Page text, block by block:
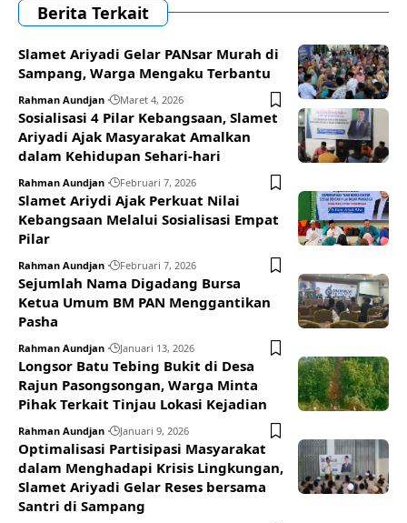
Berita Terkait
Slamet Ariyadi Gelar PANsar Murah di
Sampang, Warga Mengaku Terbantu
Rahman Aundjan Maret 4, 2026
Sosialisasi 4 Pilar Kebangsaan, Slamet
Ariyadi Ajak Masyarakat Amalkan
dalam Kehidupan Sehari-hari
Rahman Aundjan Februari 7, 2026
Slamet Ariydi Ajak Perkuat Nilai
Kebangsaan Melalui Sosialisasi Empat
Pilar
Rahman Aundjan Februari 7, 2026
Sejumlah Nama Digadang Bursa
Ketua Umum BM PAN Menggantikan
Pasha
Rahman Aundjan Januari 13, 2026
Longsor Batu Tebing Bukit di Desa
Rajun Pasongsongan, Warga Minta
Pihak Terkait Tinjau Lokasi Kejadian
Rahman Aundjan Januari 9, 2026
Optimalisasi Partisipasi Masyarakat
dalam Menghadapi Krisis Lingkungan,
Slamet Ariyadi Gelar Reses bersama
Santri di Sampang